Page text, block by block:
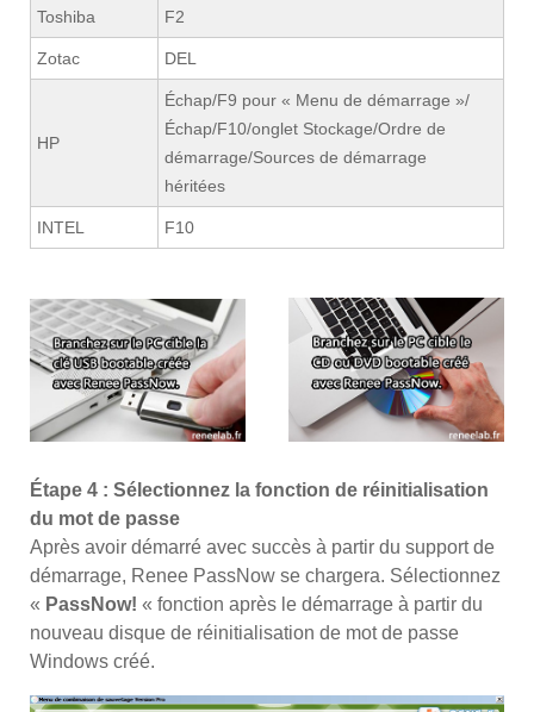
Toshiba F2
Zotac DEL
HP
Échap/F9 pour « Menu de démarrage »/
Échap/F10/onglet Stockage/Ordre de
démarrage/Sources de démarrage
héritées
INTEL F10
Étape 4 : Sélectionnez la fonction de réinitialisation
du mot de passe
Après avoir démarré avec succès à partir du support de
démarrage, Renee PassNow se chargera. Sélectionnez
« PassNow! « fonction après le démarrage à partir du
nouveau disque de réinitialisation de mot de passe
Windows créé.